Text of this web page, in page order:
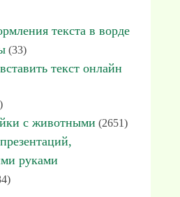
текста в ворде
(33)
текст онлайн
с животными (2651)
руками